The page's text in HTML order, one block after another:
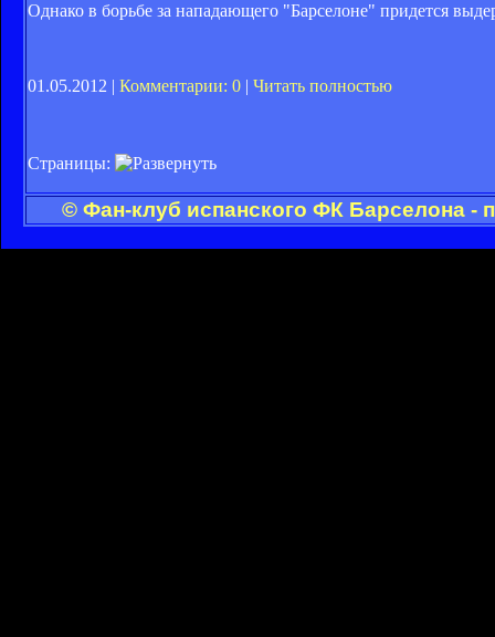
Однако в борьбе за нападающего "Барселоне" придется
01.05.2012 | Комментарии: 0 | Читать полностью
Страницы:
© Фан-клуб испанского ФК Барселона -